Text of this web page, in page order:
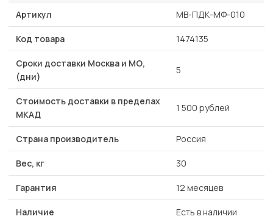
Артикул MB-ПДК-МФ-010
Код товара 1474135
Сроки доставки Москва и МО,
(дни)
5
Стоимость доставки в пределах
МКАД
1 500 рублей
Страна производитель Россия
Вес, кг 30
Гарантия 12 месяцев
Наличие Есть в наличии